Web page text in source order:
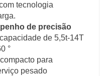
tecnologia
de precisão
de 5,5t-14T
​​°
para
pesado